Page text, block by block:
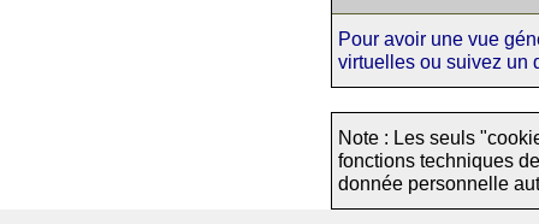
Pour avoir une vue
virtuelles ou suivez un
Note : Les seuls
fonctions techniques
donnée personnelle